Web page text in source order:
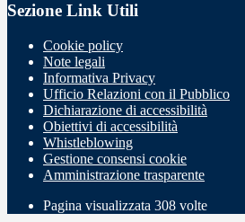
Sezione Link Utili
Cookie policy
Note legali
Informativa Privacy
Ufficio Relazioni con il Pubblico
Dichiarazione di accessibilità
Obiettivi di accessibilità
Whistleblowing
Gestione consensi cookie
Amministrazione trasparente
Pagina visualizzata 308 volte